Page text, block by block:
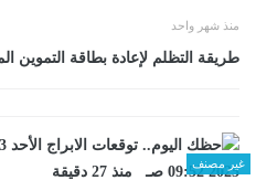
منذ شهر واحد
طريقة التظلم لإعادة بطاقة التموين
غير مصنف